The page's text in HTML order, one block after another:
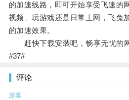
的加速线路，即可开始享受飞速的
视频、玩游戏还是日常上网，飞兔
的加速效果。
赶快下载安装吧，畅享无忧的网
#37#
评论
游客